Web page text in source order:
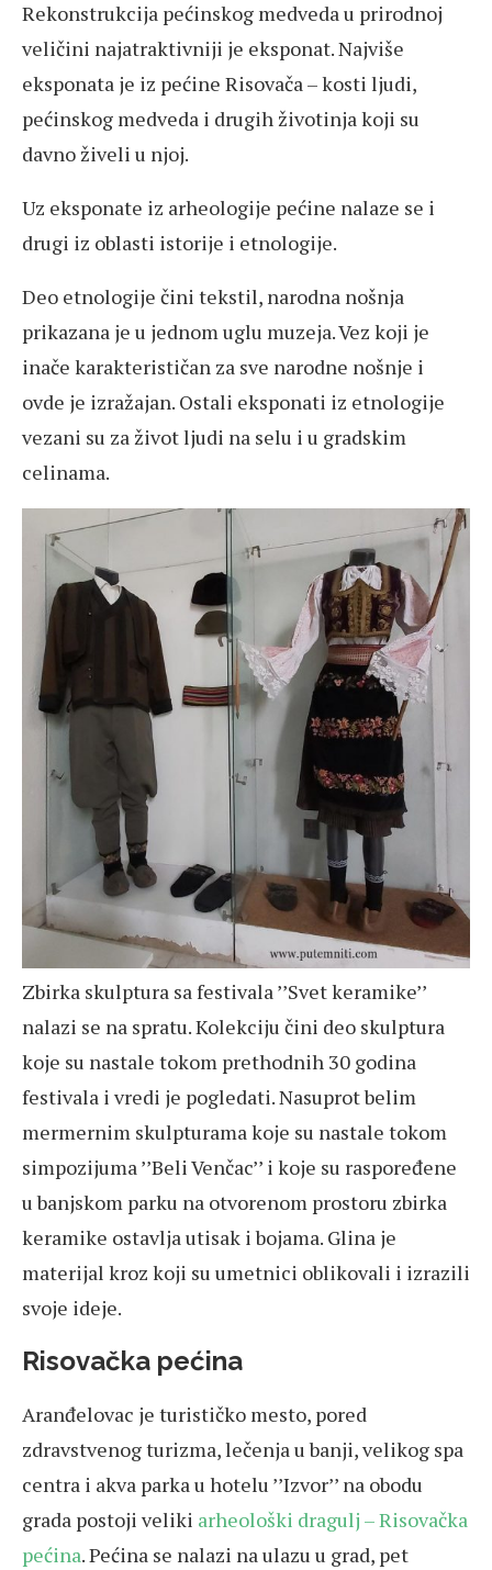
Rekonstrukcija pećinskog medveda u prirodnoj
veličini najatraktivniji je eksponat. Najviše
eksponata je iz pećine Risovača – kosti ljudi,
pećinskog medveda i drugih životinja koji su
davno živeli u njoj.
Uz eksponate iz arheologije pećine nalaze se i
drugi iz oblasti istorije i etnologije.
Deo etnologije čini tekstil, narodna nošnja
prikazana je u jednom uglu muzeja. Vez koji je
inače karakterističan za sve narodne nošnje i
ovde je izražajan. Ostali eksponati iz etnologije
vezani su za život ljudi na selu i u gradskim
celinama.
Zbirka skulptura sa festivala ’’Svet keramike’’
nalazi se na spratu. Kolekciju čini deo skulptura
koje su nastale tokom prethodnih 30 godina
festivala i vredi je pogledati. Nasuprot belim
mermernim skulpturama koje su nastale tokom
simpozijuma ’’Beli Venčac’’ i koje su raspoređene
u banjskom parku na otvorenom prostoru zbirka
keramike ostavlja utisak i bojama. Glina je
materijal kroz koji su umetnici oblikovali i izrazili
svoje ideje.
Risovačka pećina
Aranđelovac je turističko mesto, pored
zdravstvenog turizma, lečenja u banji, velikog spa
centra i akva parka u hotelu ’’Izvor’’ na obodu
grada postoji veliki arheološki dragulj – Risovačka
pećina. Pećina se nalazi na ulazu u grad, pet